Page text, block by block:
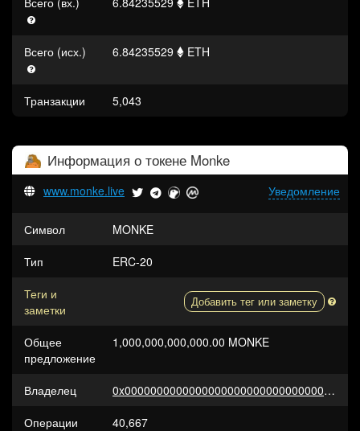
Всего (исх.) 6.84235529 ETH
Транзакции 5,043
Информация о токене Monke
Уведомление
www.monke.live
Символ
MONKE
Тип
ERC-20
Теги и
заметки
Добавить тег или заметку
Общее
предложение
1,000,000,000,000.00 MONKE
Владелец
0x0000000000000000000000000000000000000000
Операции
40,667